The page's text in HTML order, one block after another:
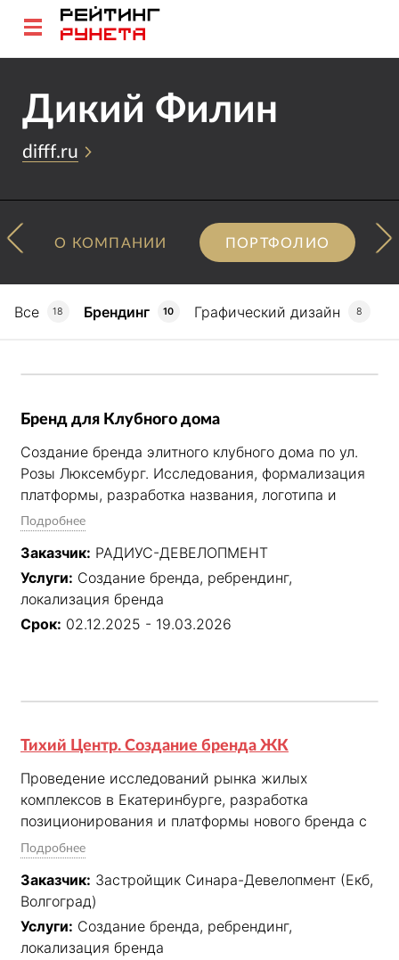
Дикий Филин
difff.ru
О КОМПАНИИ ПОРТФОЛИО
Все 18 Брендинг 10 Графический дизайн 8
Бренд для Клубного дома
Создание бренда элитного клубного дома по ул.
Розы Люксембург. Исследования, формализация
платформы, разработка названия, логотипа и
фирменного стиля.
Подробнее
Заказчик: РАДИУС-ДЕВЕЛОПМЕНТ
Услуги: Создание бренда, ребрендинг,
локализация бренда
Срок: 02.12.2025 - 19.03.2026
Тихий Центр. Создание бренда ЖК
Проведение исследований рынка жилых
комплексов в Екатеринбурге, разработка
позиционирования и платформы нового бренда с
учётом данных о строительстве.
Придумали название «Тихий Центр», создали
логотип и фирменный стиль, а также брендбук
для Жилого Квартала. Долгосрочно сопровождаем
созданный бренд на рынке с помощью рекламных
Подробнее
Заказчик: Застройщик Синара-Девелопмент (Екб,
Волгоград)
Услуги: Создание бренда, ребрендинг,
локализация бренда